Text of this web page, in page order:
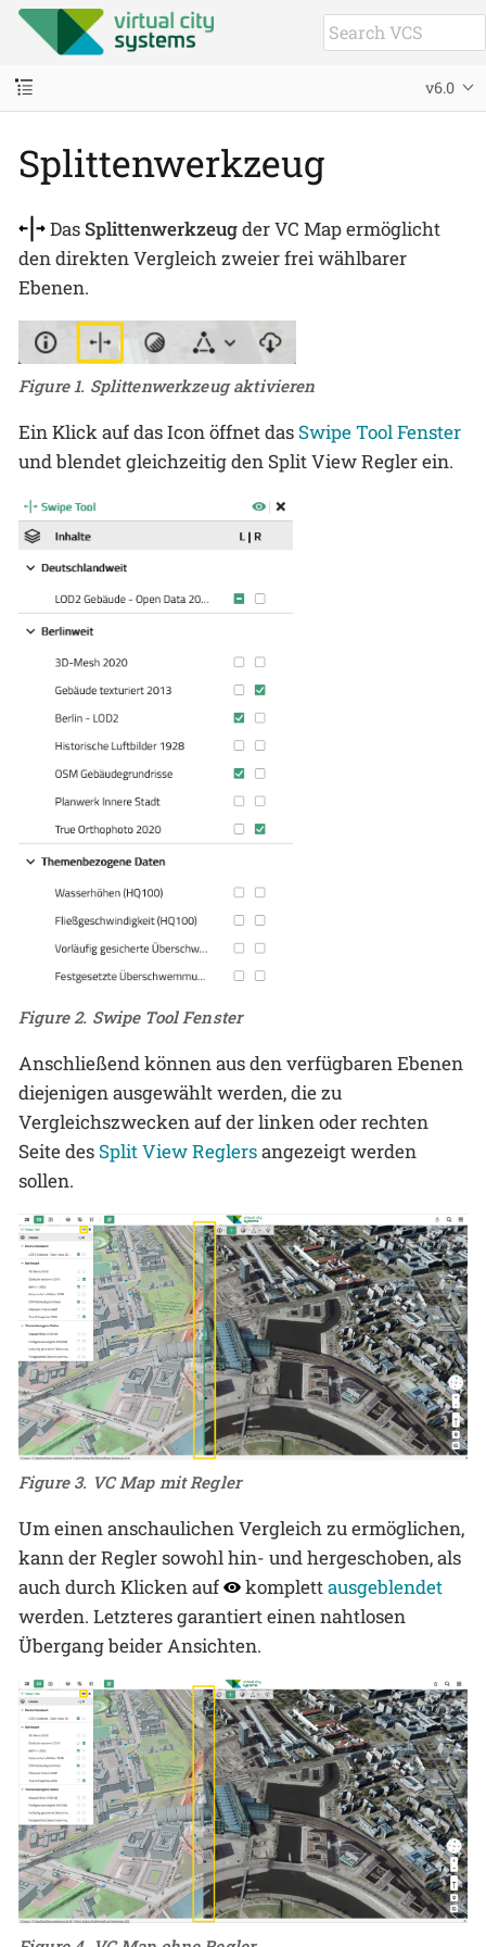
v6.0
Splittenwerkzeug
DasSplittenwerkzeugder VC Map ermöglicht
den direkten Vergleich zweier frei wählbarer
Ebenen.
Figure 1. Splittenwerkzeug aktivieren
Ein Klick auf das Icon öffnet das Swipe Tool Fenster
und blendet gleichzeitig den Split View Regler ein.
Figure 2. Swipe Tool Fenster
Anschließend können aus den verfügbaren Ebenen
diejenigen ausgewählt werden, die zu
Vergleichszwecken auf der linken oder rechten
Seite des Split View Reglersangezeigt werden
sollen.
Figure 3. VC Map mit Regler
Um einen anschaulichen Vergleich zu ermöglichen,
kann der Regler sowohl hin- und hergeschoben, als
auch durch Klicken auf
komplettausgeblendet
werden. Letzteres garantiert einen nahtlosen
Übergang beider Ansichten.